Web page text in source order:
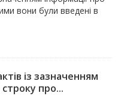
вони були введені в
із зазначенням
про...